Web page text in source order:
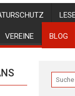
VEREINE BLOG